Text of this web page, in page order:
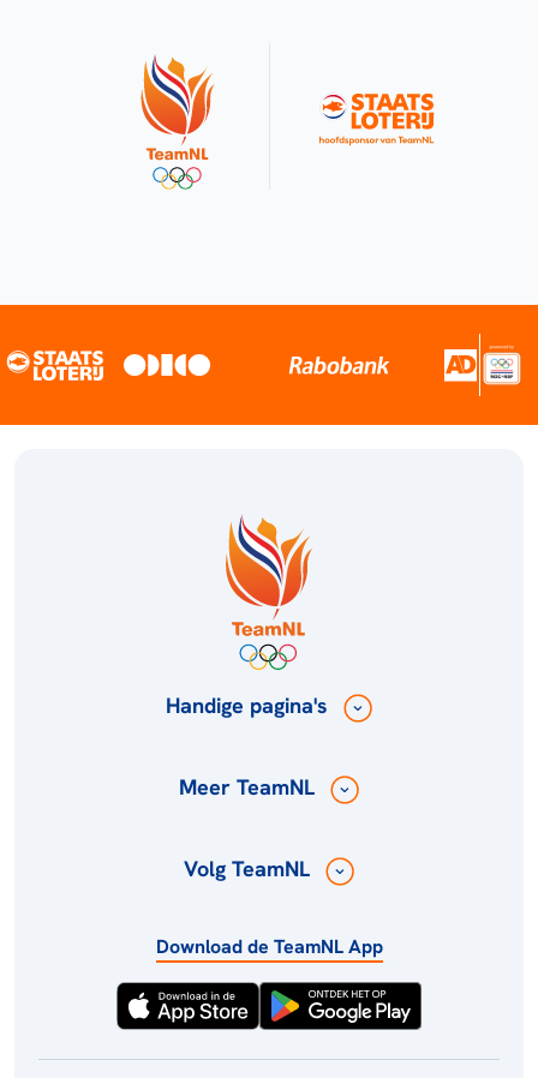
Handige pagina's
Meer TeamNL
Volg TeamNL
Download de TeamNL App